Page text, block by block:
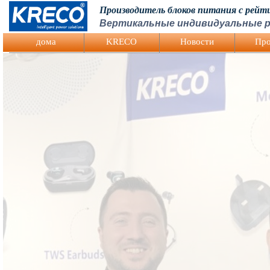
Logo Picture
Производитель блоков питания с
Вертикальные индивидуальные
дома KRECO Hовости